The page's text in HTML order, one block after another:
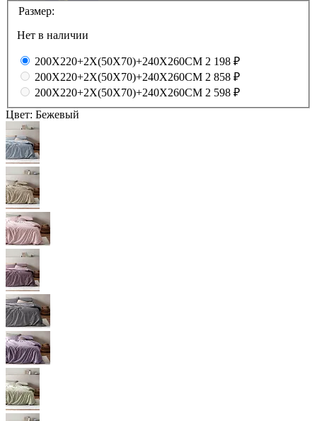
Размер:
Нет в наличии
200X220+2X(50X70)+240X260CM 2 198 ₽
200X220+2X(50X70)+240X260CM 2 858 ₽
200X220+2X(50X70)+240X260CM 2 598 ₽
Цвет: Бежевый